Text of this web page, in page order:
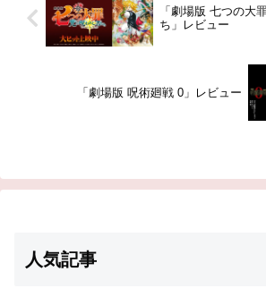
「劇場版 七つの大
ち」レビュー
「劇場版 呪術廻戦 0」レビュー
人気記事